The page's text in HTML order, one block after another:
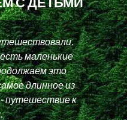
маленькие
это
длинное из
путешествие к